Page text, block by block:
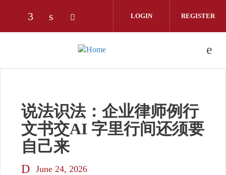
Check our social media on facebook
Check our social media on linkedin
Check our social media on
LOGIN REGISTER
说法识法：企业律师例行
文书交AI 字里行间还须要
自己来
June 24, 2026